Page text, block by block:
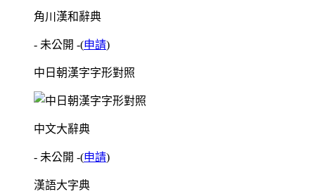
角川漢和辭典
- 未公開 -(申請)
中日朝漢字字形對照
中文大辭典
- 未公開 -(申請)
漢語大字典